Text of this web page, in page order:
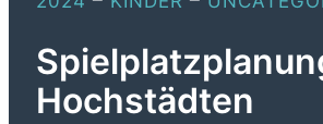
Hochstädten